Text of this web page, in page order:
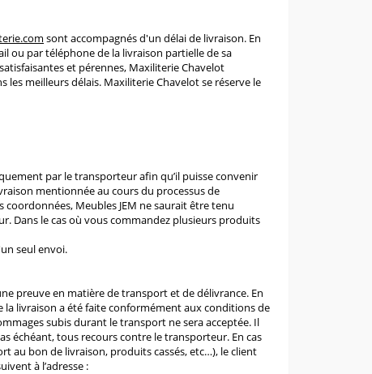
sont accompagnés d'un délai de livraison. En
ou par téléphone de la livraison partielle de sa
et pérennes, Maxiliterie Chavelot
meilleurs délais. Maxiliterie Chavelot se réserve le
par le transporteur afin qu’il puisse convenir
mentionnée au cours du processus de
Meubles JEM ne saurait être tenu
Dans le cas où vous commandez plusieurs produits
seul envoi.
preuve en matière de transport et de délivrance. En
la livraison a été faite conformément aux conditions de
subis durant le transport ne sera acceptée. Il
échéant, tous recours contre le transporteur. En cas
au bon de livraison, produits cassés, etc…), le client
à l’adresse :